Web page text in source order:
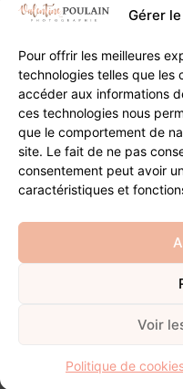
Gérer
Pour offrir les meilleures
technologies telles que les
accéder aux informations
ces technologies nous
que le comportement de
site. Le fait de ne pas
consentement peut avoir
caractéristiques et
Voir
Politique de
Contact
20B Grand Rue
06 84 93 03 01
Mentions légales·